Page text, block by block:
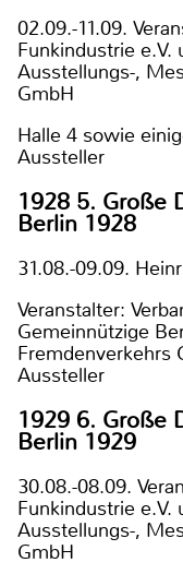
02.09.-11.09.
Funkindustrie e.V.
Ausstellungs-,
GmbH
Halle 4 sowie
Aussteller
1928 5. Große
Berlin 1928
31.08.-09.09.
Veranstalter:
Gemeinnützige
Fremdenverkehrs
Aussteller
1929 6. Große
Berlin 1929
30.08.-08.09.
Funkindustrie e.V.
Ausstellungs-,
GmbH